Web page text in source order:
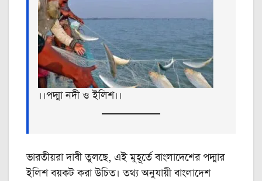
।।পদ্মা নদী ও ইলিশ।।
ভারতীয়রা দাবী তুলছে, এই মুহূর্তে বাংলাদেশের পদ্মার
ইলিশ বয়কট করা উচিত। তথ্য অনুযায়ী বাংলাদেশ